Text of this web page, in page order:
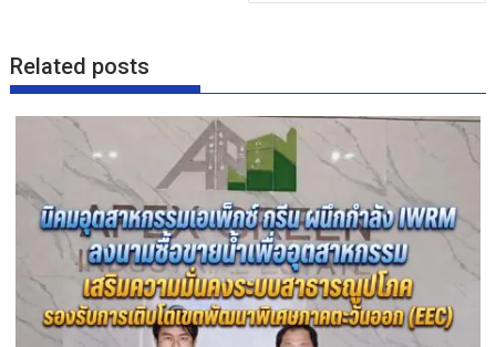
Related posts